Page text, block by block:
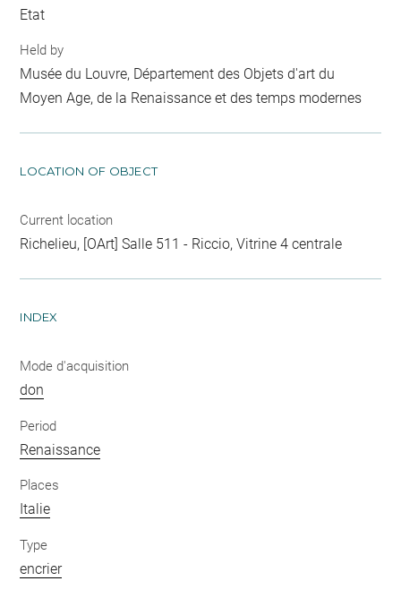
Etat
Held by
Musée du Louvre, Département des Objets d'art du
Moyen Age, de la Renaissance et des temps modernes
LOCATION OF OBJECT
Current location
Richelieu, [OArt] Salle 511 - Riccio, Vitrine 4 centrale
INDEX
Mode d'acquisition
don
Period
Renaissance
Places
Italie
Type
encrier